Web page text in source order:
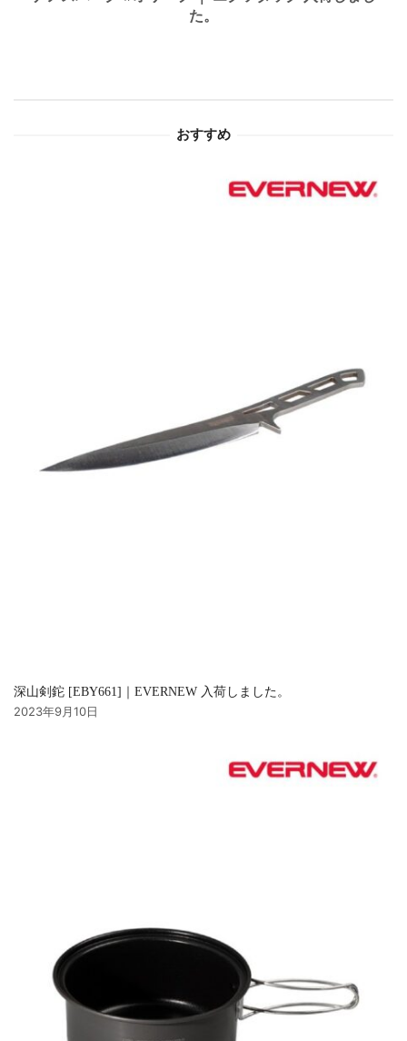
た。
おすすめ
深山剣鉈 [EBY661]｜EVERNEW 入荷しました。
2023年9月10日